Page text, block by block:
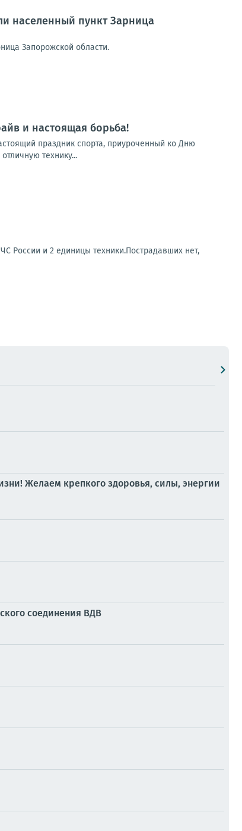
населенный пункт Зарница
Запорожской области.
и настоящая борьба!
праздник спорта, приуроченный ко Дню
технику...
России и 2 единицы техники.Пострадавших нет,
Желаем крепкого здоровья, силы, энергии
соединения ВДВ